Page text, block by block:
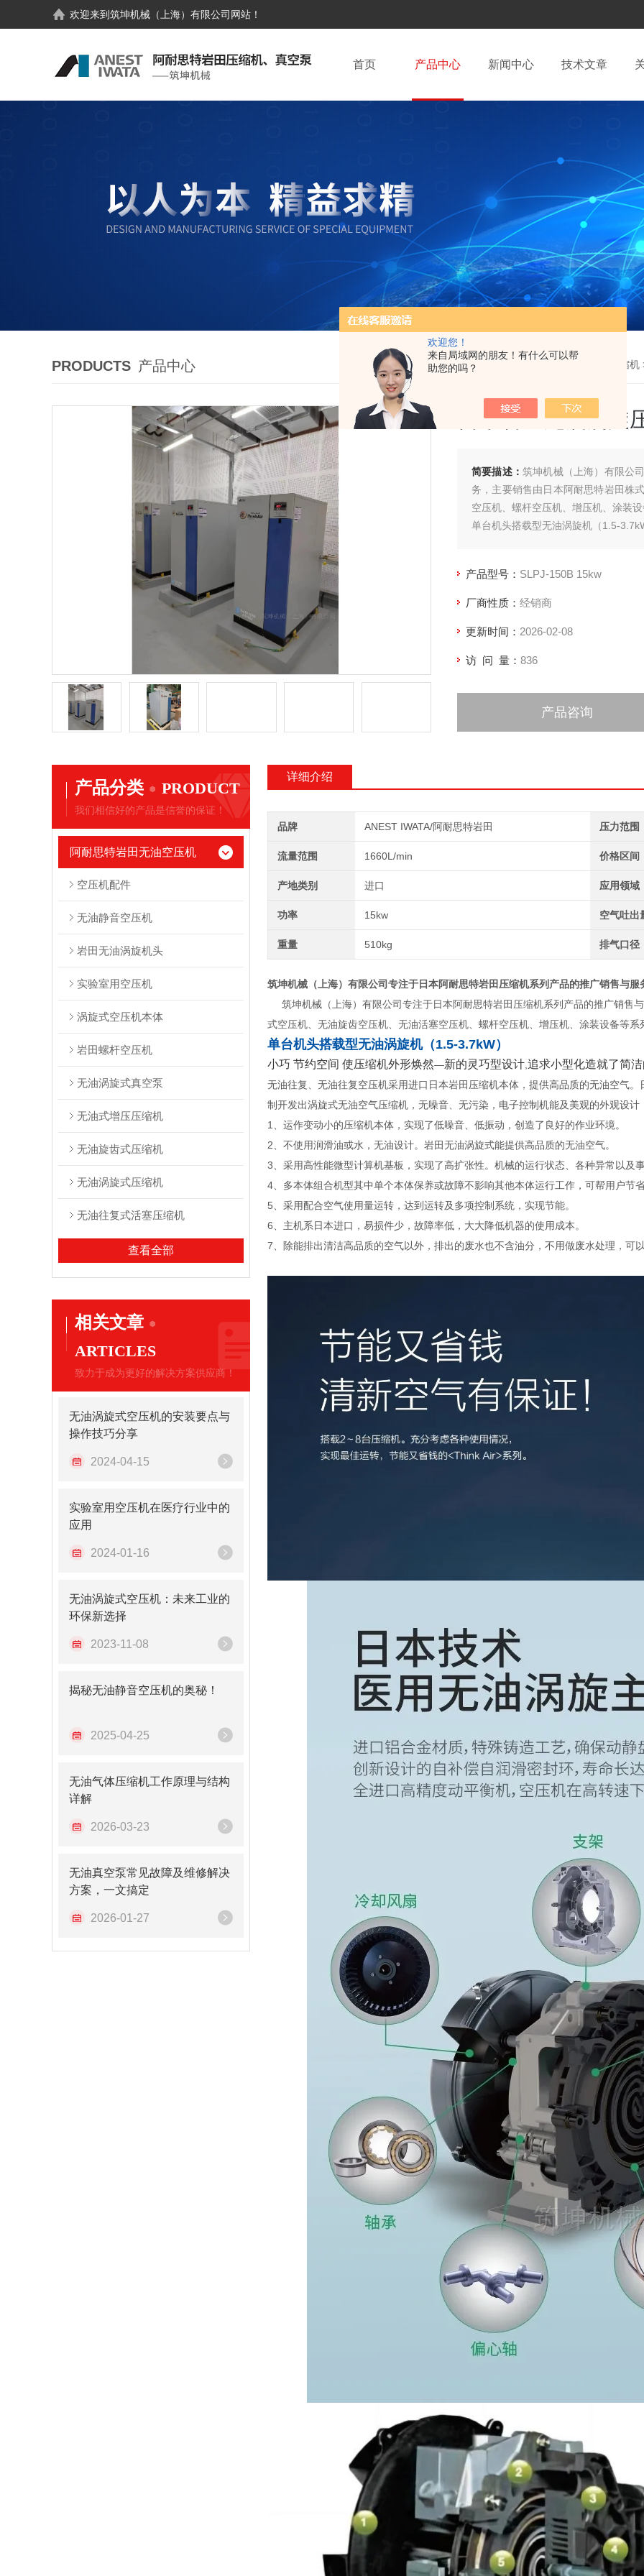
欢迎您！
来自局域网的朋友！有什么可以帮
助您的吗？
欢迎来到筑坤机械（上海）有限公司 网站！
首页 产品中心 新闻中心 技术文章
PRODUCTS 产品中心 首页> 产品中心 >阿耐思特岩田无油空压机 无油涡旋式压缩机
日本岩田无油涡
简要描述： 筑坤机械（上海）有限公
务，主要销售由日本阿耐思特岩田株
空压机、螺杆空压机、增压机、涂装
单台机头搭载型无油涡旋机（1.5-
微振动提供舒适的作业空间
即使夜间运行也无需担心环境影响
产品型号： SLPJ-150B 15kw
厂商性质： 经销商
更新时间： 2026-02-08
访 问 量： 836
产品咨询
产品分类 PRODUCT
我们相信好的产品是信誉的保证！
阿耐思特岩田无油空压机
空压机配件
无油静音空压机
岩田无油涡旋机头
实验室用空压机
涡旋式空压机本体
岩田螺杆空压机
无油涡旋式真空泵
无油式增压压缩机
无油旋齿式压缩机
无油涡旋式压缩机
无油往复式活塞压缩机
查看全部
相关文章
ARTICLES
致力于成为更好的解决方案供应商！
无油涡旋式空压机的安装要点与
操作技巧分享
2024-04-15
实验室用空压机在医疗行业中的
应用
2024-01-16
无油涡旋式空压机：未来工业的
环保新选择
2023-11-08
揭秘无油静音空压机的奥秘！
2025-04-25
无油气体压缩机工作原理与结构
详解
2026-03-23
无油真空泵常见故障及维修解决
方案，一文搞定
2026-01-27
详细介绍
品牌 ANEST IWATA/阿耐思特岩田 压力范围
流量范围 1660L/min 价格区间
产地类别 进口 应用领域
功率 15kw 空气吐出
重量 510kg 排气口径
筑坤机械（上海）有限公司专注于日本阿耐思特岩田压缩机系列产品的推广销售与服
筑坤机械（上海） 有限公司专注于日本阿耐思特岩田压缩机系列产品的推广销售
式空压机 、无油旋齿空压机、无油活塞空压机、螺杆空压机 、增压机、涂装设备等系
单台机头搭载型无油涡旋机（1.5-3.7kW）
小巧 节约空间 使压缩机外形焕然—新的灵巧型设计 追求小型化造就了简
无油往复、无油往复空压机采用进口日本岩田压缩机本体，提供高品质的无油空气
制开发出涡旋式无油空气压缩机，无噪音、无污染，电子控制机能及美观的外观设
1
、运作变动小的压缩机本体，实现了低噪音、低振动，创造了良好的作业环境。
2 、不使用润滑油或水，无油设计。岩田无油涡旋式能提供高品质的无油空气。
3 、采用高性能微型计算机基板，实现了高扩张性。机械的运行状态、各种异常以
4 、多本体组合机型其中单个本体保养或故障不影响其他本体运行工作，可帮用户节
5 、采用配合空气使用量运转，达到运转及多项控制系统，实现节能。
6 、主机系日本进口，易损件少，故障率低，大大降低机器的使用成本。
7 、除能排出清洁高品质的空气以外，排出的废水也不含油分，不用做废水处理，可